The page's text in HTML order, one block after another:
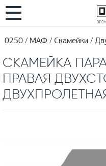
0250 МАФ Скамейки
СКАМЕЙКА
ПРАВАЯ